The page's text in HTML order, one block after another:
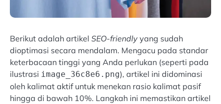
Berikut adalah artikel SEO-friendly yang sudah
dioptimasi secara mendalam. Mengacu pada standar
keterbacaan tinggi yang Anda perlukan (seperti pada
ilustrasi image_36c8e6.png), artikel ini didominasi
oleh kalimat aktif untuk menekan rasio kalimat pasif
hingga di bawah 10%. Langkah ini memastikan artikel